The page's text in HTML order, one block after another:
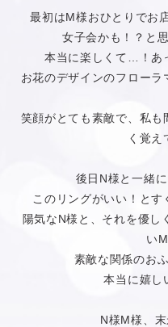
最初はM様おひとりでお
女子会かも！？と
本当に楽しくて…！あ
お花のデザインのフローラ
笑顔がとても素敵で、私
く覚え
後日N様と一緒
このリングがいい！とす
陽気なN様と、それを優し
い
素敵な関係のお
本当に嬉し
N様M様、